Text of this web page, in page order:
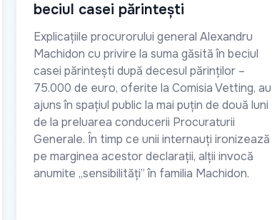
beciul casei părintești
Explicațiile procurorului general Alexandru
Machidon cu privire la suma găsită în beciul
casei părintești după decesul părinților –
75.000 de euro, oferite la Comisia Vetting, au
ajuns în spațiul public la mai puțin de două luni
de la preluarea conducerii Procuraturii
Generale. În timp ce unii internauți ironizează
pe marginea acestor declarații, alții invocă
anumite „sensibilități” în familia Machidon.